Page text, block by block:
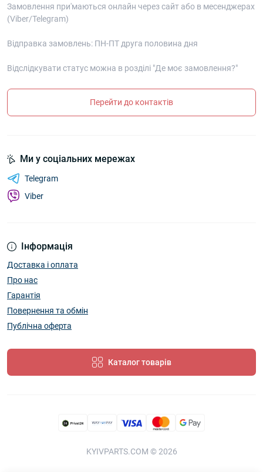
Замовлення при'маються онлайн через сайт або в месенджерах
(Viber/Telegram)
Відправка замовлень: ПН-ПТ друга половина дня
Відслідкувати статус можна в розділі "Де моє замовлення?"
Перейти до контактів
Інформація
Доставка і оплата
Про нас
Гарантія
Повернення та обмін
Публічна оферта
Каталог товарів
Ми у соціальних мережах
Telegram
Viber
KYIVPARTS.COM © 2026